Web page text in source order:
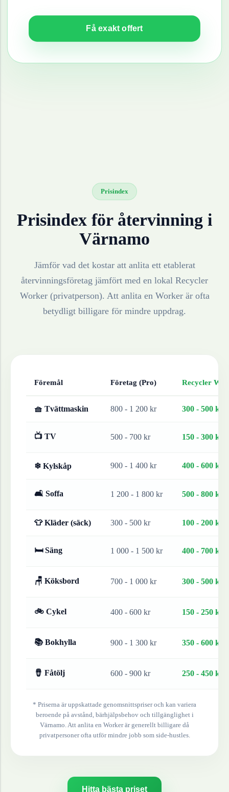
Få exakt offert
Prisindex
Prisindex för återvinning i
Värnamo
Jämför vad det kostar att anlita ett etablerat
återvinningsföretag jämfört med en lokal Recycler
Worker (privatperson). Att anlita en Worker är ofta
betydligt billigare för mindre uppdrag.
Föremål Företag (Pro) Recycler
🧺 Tvättmaskin 800 - 1 200 kr 300 - 500 kr
📺 TV 500 - 700 kr 150 - 300 kr
❄ Kylskåp 900 - 1 400 kr 400 - 600 kr
🛋 Soffa 1 200 - 1 800 kr 500 - 800 kr
👕 Kläder (säck) 300 - 500 kr 100 - 200 kr
🛏 Säng 1 000 - 1 500 kr 400 - 700 kr
🪑 Köksbord 700 - 1 000 kr 300 - 500 kr
🚲 Cykel 400 - 600 kr 150 - 250 kr
📚 Bokhylla 900 - 1 300 kr 350 - 600 kr
🪘 Fåtölj 600 - 900 kr 250 - 450 kr
* Priserna är uppskattade genomsnittspriser och kan variera
beroende på avstånd, bärhjälpsbehov och tillgänglighet i
Värnamo. Att anlita en Worker är generellt billigare då
privatpersoner ofta utför mindre jobb som side-hustles.
Hitta bästa priset